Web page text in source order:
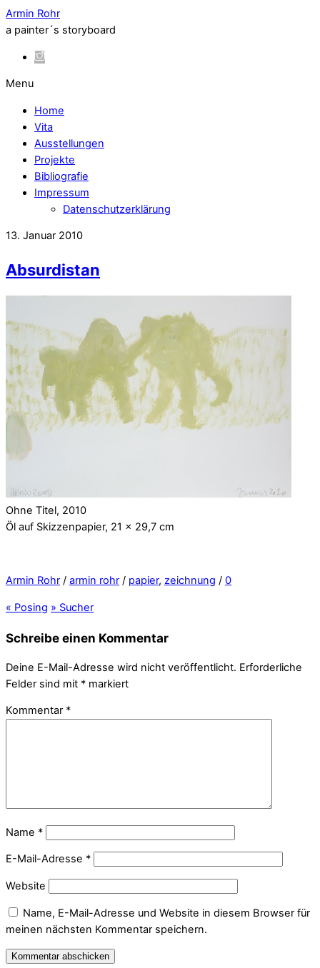
Armin Rohr
a painter´s storyboard
Menu
Home
Vita
Ausstellungen
Projekte
Bibliografie
Impressum
Datenschutzerklärung
13. Januar 2010
Absurdistan
Ohne Titel, 2010
Öl auf Skizzenpapier, 21 x 29,7 cm
Armin Rohr / armin rohr / papier, zeichnung / 0
« Posing » Sucher
Schreibe einen Kommentar
Deine E-Mail-Adresse wird nicht veröffentlicht. Erforderliche
Felder sind mit * markiert
Kommentar *
Name *
E-Mail-Adresse *
Website
Name, E-Mail-Adresse und Website in diesem Browser für
meinen nächsten Kommentar speichern.